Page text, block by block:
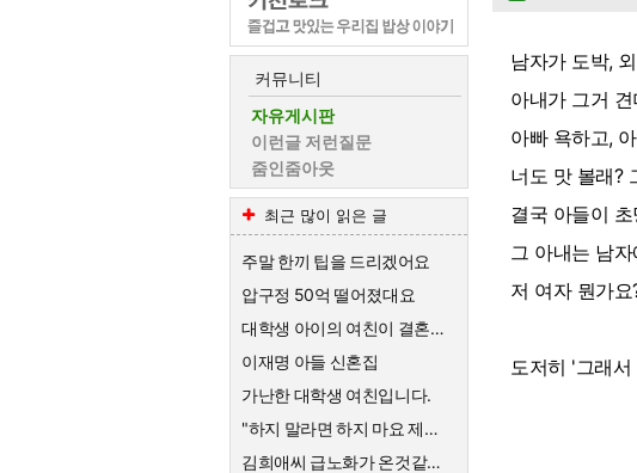
커뮤니티
자유게시판
이런글 저런질문
줌인줌아웃
최근 많이 읽은 글
주말 한끼 팁을 드리겠어요
압구정 50억 떨어졌대요
대학생 아이의 여친이 결혼하자고한대요
이재명 아들 신혼집
가난한 대학생 여친입니다.
"하지 말라면 하지 마요 제발!" 의사를 믿지 않는 엄마의 고집
김희애씨 급노화가 온것같네요
남자가 도박,
아내가 그거
아빠 욕하고,
너도 맛 볼래?
결국 아들이
그 아내는 남
저 여자 뭔가요
도저히 '그래